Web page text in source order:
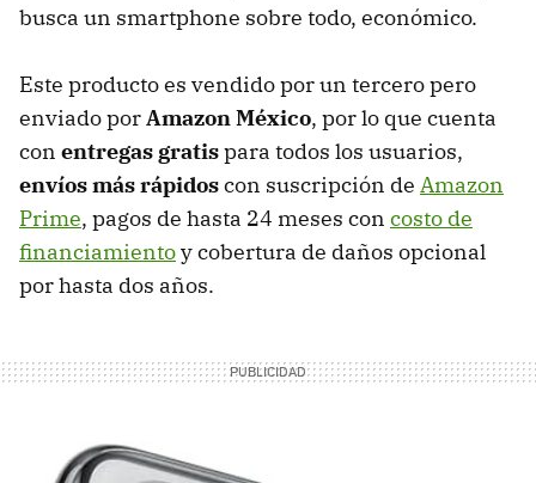
busca un smartphone sobre todo, económico.
Este producto es vendido por un tercero pero
enviado porAmazon México, por lo que cuenta
con entregas gratispara todos los usuarios,
envíos más rápidoscon suscripción de Amazon
Prime, pagos de hasta 24 meses con costo de
financiamientoy cobertura de daños opcional
por hasta dos años.